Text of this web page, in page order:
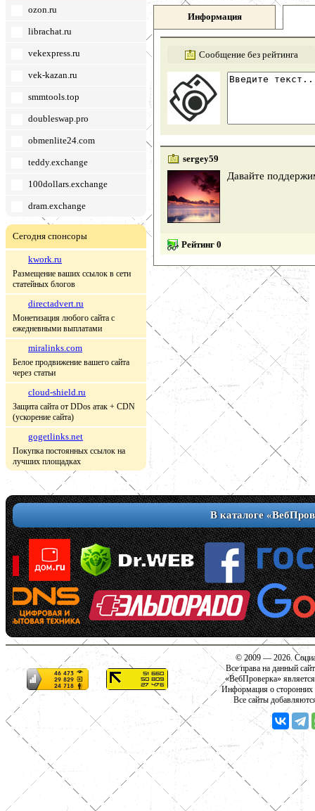
ozon.ru
librachat.ru
vekexpress.ru
vek-kazan.ru
smmtools.top
doubleswap.pro
obmenlite24.com
teddy.exchange
100dollars.exchange
dram.exchange
Сегодня спонсоры
kwork.ru
Размещение ваших ссылок в сети
статейных блогов
directadvert.ru
Монетизация любого сайта с
ежедневными выплатами
miralinks.com
Белое продвижение вашего сайта
через статьи
cloud-shield.ru
Защита сайта от DDos атак + CDN
(ускорение сайта)
gogetlinks.net
Покупка постоянных ссылок на
лучших площадках
Информация
Сообщение без рейтинга
sergey59
Давайте
Рейтинг 0
В каталоге
© 2009 — 2026.
Все права на данный
«ВебПроверка»
Информация о сторонних
Все сайты